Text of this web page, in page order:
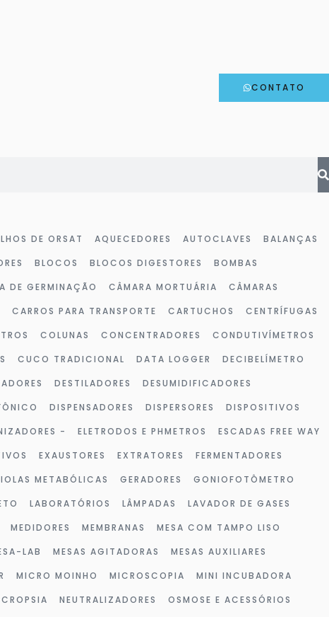
CONTATO
DE ORSAT AQUECEDORES AUTOCLAVES
BALANÇAS
BLOCOS BLOCOS DIGESTORES
BOMBAS
DE GERMINAÇÃO CÂMARA MORTUÁRIA
CÂMARAS
CARROS PARA TRANSPORTE CARTUCHOS
CENTRÍFUGAS
COLUNAS CONCENTRADORES
CONDUTIVÍMETROS
CUCO TRADICIONAL DATA LOGGER
DECIBELÍMETRO
DESTILADORES
DESUMIDIFICADORES
DISPENSADORES DISPERSORES
DISPOSITIVOS
- ELETRODOS E PHMETROS
ESCADAS FREE WAY
EXAUSTORES EXTRATORES
FERMENTADORES
METABÓLICAS GERADORES
GONIOFOTÔMETRO
LABORATÓRIOS LÂMPADAS
LAVADOR DE GASES
MEDIDORES MEMBRANAS
MESA COM TAMPO LISO
LAB MESAS AGITADORAS
MESAS AUXILIARES
MICRO MOINHO MICROSCOPIA
MINI INCUBADORA
NEUTRALIZADORES
OSMOSE E ACESSÓRIOS